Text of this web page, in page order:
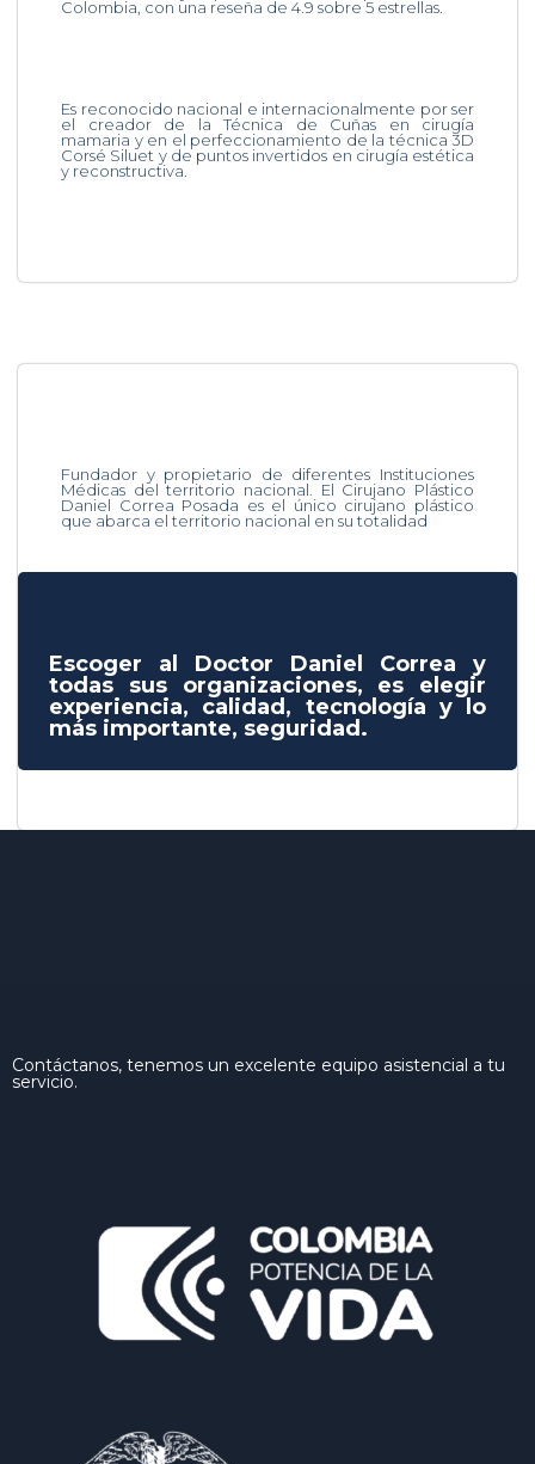
Colombia, con una reseña de 4.9 sobre 5 estrellas.
Es reconocido nacional e internacionalmente por ser
el creador de la Técnica de Cuñas en cirugía
mamaria y en el perfeccionamiento de la técnica 3D
Corsé Siluet y de puntos invertidos en cirugía estética
y reconstructiva.
Fundador y propietario de diferentes Instituciones
Médicas del territorio nacional. El Cirujano Plástico
Daniel Correa Posada es el único cirujano plástico
que abarca el territorio nacional en su totalidad
Escoger al Doctor Daniel Correa y
todas sus organizaciones, es elegir
experiencia, calidad, tecnología y lo
más importante, seguridad.
Contáctanos, tenemos un excelente equipo asistencial a tu
servicio.